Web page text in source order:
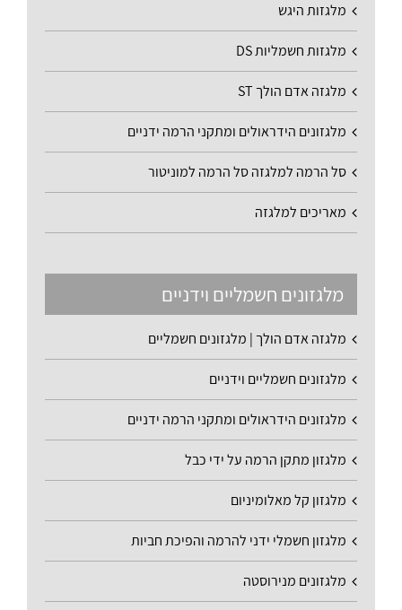
מלגזות היגש
מלגזות חשמליות DS
מלגזה אדם הולך ST
מלגזונים הידראולים ומתקני הרמה ידניים
סל הרמה למלגזה סל הרמה למוניטור
מאריכים למלגזה
מלגזונים חשמליים וידניים
מלגזה אדם הולך | מלגזונים חשמליים
מלגזונים חשמליים וידניים
מלגזונים הידראולים ומתקני הרמה ידניים
מלגזון מתקן הרמה על ידי כבל
מלגזון קל מאלומיניום
מלגזון חשמלי ידני להרמה והפיכת חביות
מלגזונים מנירוסטה